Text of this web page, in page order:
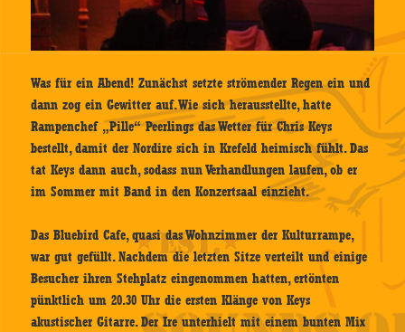
Was für ein Abend! Zunächst setzte strömender Regen ein und
dann zog ein Gewitter auf. Wie sich herausstellte, hatte
Rampenchef „Pille“ Peerlings das Wetter für Chris Keys
bestellt, damit der Nordire sich in Krefeld heimisch fühlt. Das
tat Keys dann auch, sodass nun Verhandlungen laufen, ob er
im Sommer mit Band in den Konzertsaal einzieht.
Das Bluebird Cafe, quasi das Wohnzimmer der Kulturrampe,
war gut gefüllt. Nachdem die letzten Sitze verteilt und einige
Besucher ihren Stehplatz eingenommen hatten, ertönten
pünktlich um 20.30 Uhr die ersten Klänge von Keys
akustischer Gitarre. Der Ire unterhielt mit einem bunten Mix